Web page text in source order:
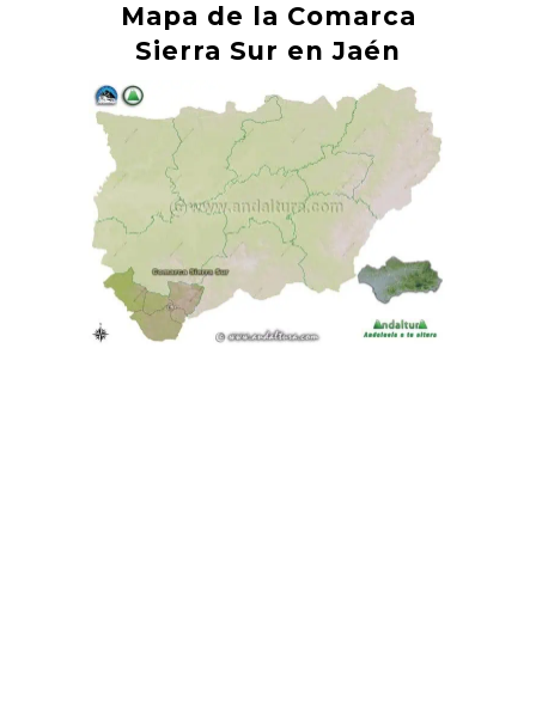
Mapa de la Comarca
Sierra Sur en Jaén